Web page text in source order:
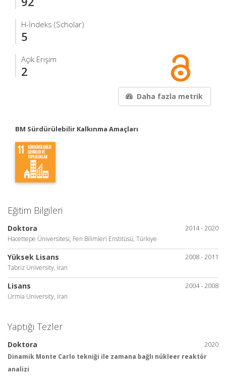
H-İndeks (Scholar)
5
Açık Erişim
2
Daha fazla metrik
BM Sürdürülebilir Kalkınma Amaçları
Eğitim Bilgileri
2014 - 2020
Doktora
Hacettepe Üniversitesi, Fen Bilimleri Enstitüsü, Türkiye
2008 - 2011
Yüksek Lisans
Tabriz University, İran
2004 - 2008
Lisans
Urmia University, İran
Yaptığı Tezler
2020
Doktora
Dinamik Monte Carlo tekniği ile zamana bağlı nükleer reaktör
analizi